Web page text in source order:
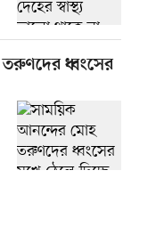
ধ্বংসের